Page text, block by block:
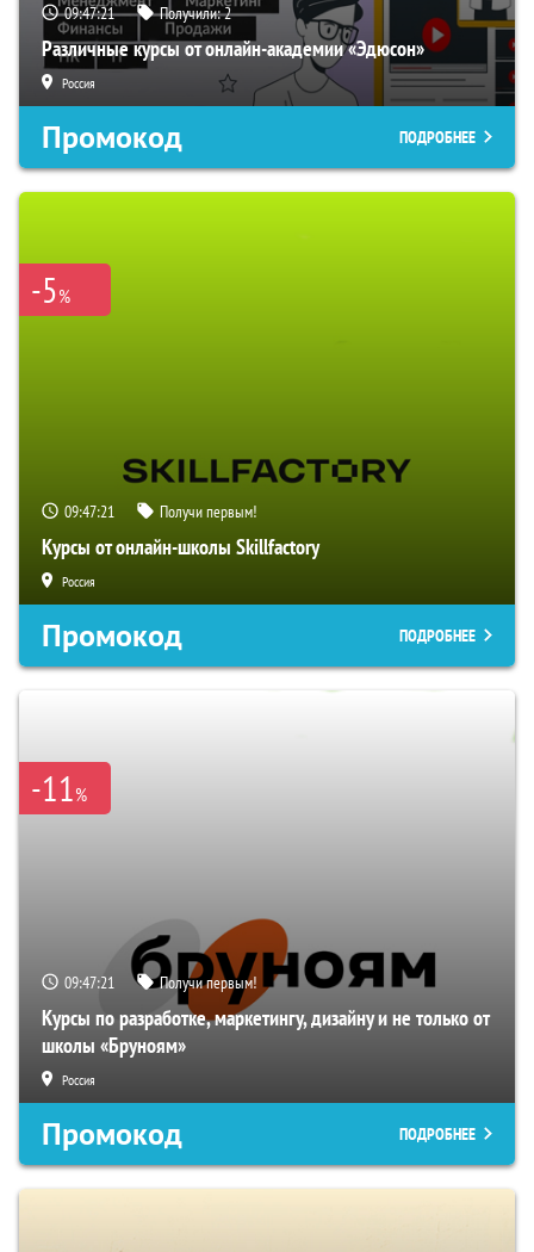
09:47:20 Получили:2
Различные курсы от онлайн-академии «Эдюсон»
Россия
Промокод ПОДРОБНЕЕ
-5%
09:47:20 Получи первым!
Курсы от онлайн-школы Skillfactory
Россия
Промокод ПОДРОБНЕЕ
-11%
09:47:20 Получи первым!
Курсы по разработке, маркетингу, дизайну и не только от
школы «Бруноям»
Россия
Промокод ПОДРОБНЕЕ